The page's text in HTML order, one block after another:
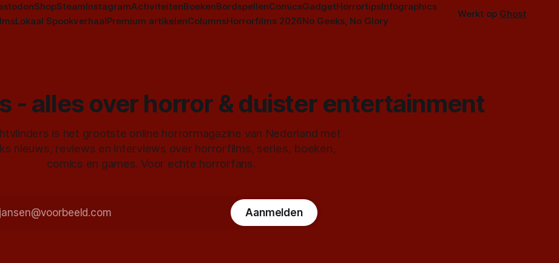
ShopSteamInstagramActiviteitenBoekenBordspellenComicsGadgetHorrortipsInfographics
Lokaal SpookverhaalPremium artikelenColumnsHorrorfilms 2026No Geeks, No Glory
Werkt op Ghost
- alles over horror & duister entertainment
is het grootste online horrormagazine van Nederland met
nieuws, reviews en interviews over horrorfilms, series, boeken,
comics en games. Voor echte horrorfans.
Aanmelden